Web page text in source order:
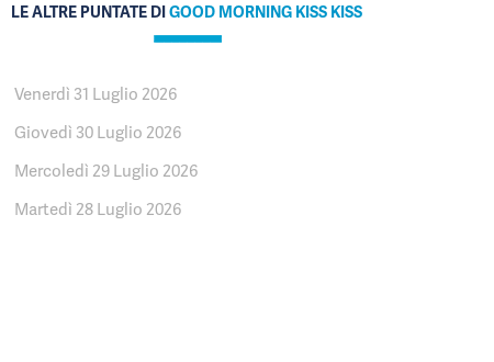
LE ALTRE PUNTATE DIGOOD MORNING KISS KISS
Venerdì 31 Luglio 2026
Giovedì 30 Luglio 2026
Mercoledì 29 Luglio 2026
Martedì 28 Luglio 2026